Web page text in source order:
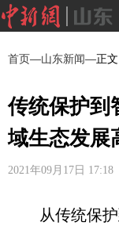
首页—山东新闻—正文
传统保护到
域生态发展
2021年09月17日
从传统保护